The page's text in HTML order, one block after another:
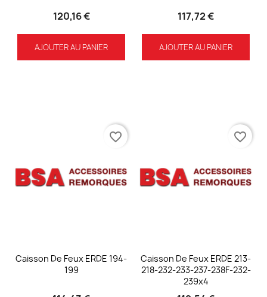
120,16 €
AJOUTER AU PANIER
117,72 €
AJOUTER AU PANIER
Caisson De Feux ERDE 194-
199
favorite_border
Caisson De Feux ERDE 213-
218-232-233-237-238F-232-
239x4
favorite_border